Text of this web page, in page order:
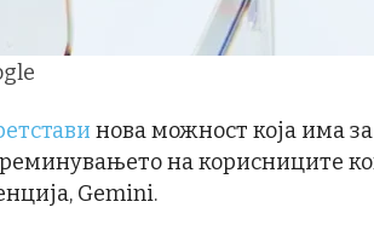
нова можност која има
на корисниците
Gemini.